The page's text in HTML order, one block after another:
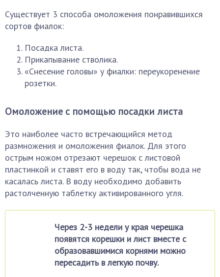
Существует 3 способа омоложения понравившихся
сортов фиалок:
Посадка листа.
Прикапывание стволика.
«Снесение головы» у фиалки: переукоренение
розетки.
Омоложение с помощью посадки листа
Это наиболее часто встречающийся метод
размножения и омоложения фиалок. Для этого
острым ножом отрезают черешок с листовой
пластинкой и ставят его в воду так, чтобы вода не
касалась листа. В воду необходимо добавить
растолченную таблетку активированного угля.
Через 2-3 недели у края черешка
появятся корешки и лист вместе с
образовавшимися корнями можно
пересадить в легкую почву.